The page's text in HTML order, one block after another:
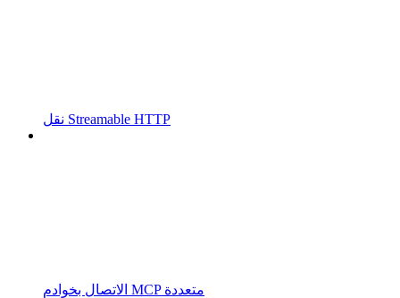
نقل Streamable HTTP
الاتصال بخوادم MCP متعددة